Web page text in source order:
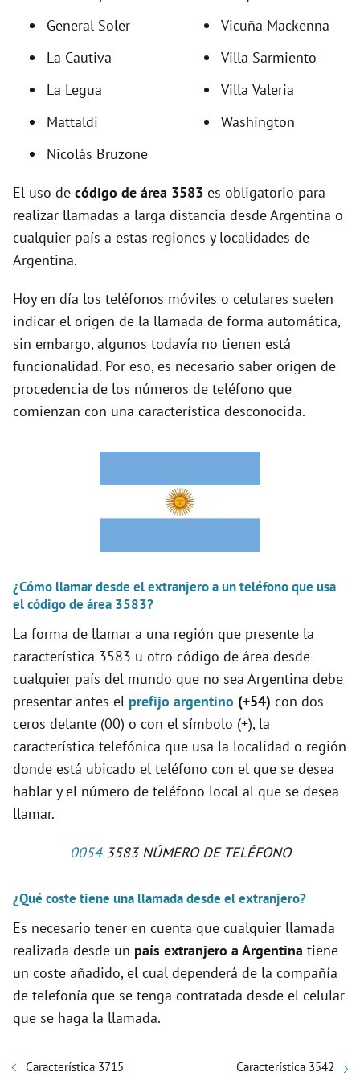
General Soler
La Cautiva
La Legua
Mattaldi
Nicolás Bruzone
Vicuña Mackenna
Villa Sarmiento
Villa Valeria
Washington
El uso de código de área 3583 es obligatorio para
realizar llamadas a larga distancia desde Argentina o
cualquier país a estas regiones y localidades de
Argentina.
Hoy en día los teléfonos móviles o celulares suelen
indicar el origen de la llamada de forma automática,
sin embargo, algunos todavía no tienen está
funcionalidad. Por eso, es necesario saber origen de
procedencia de los números de teléfono que
comienzan con una característica desconocida.
¿Cómo llamar desde el extranjero a un teléfono que usa
el código de área 3583?
La forma de llamar a una región que presente la
característica 3583 u otro código de área desde
cualquier país del mundo que no sea Argentina debe
presentar antes el prefijo argentino (+54) con dos
ceros delante (00) o con el símbolo (+), la
característica telefónica que usa la localidad o región
donde está ubicado el teléfono con el que se desea
hablar y el número de teléfono local al que se desea
llamar.
00543583 NÚMERO DE TELÉFONO
¿Qué coste tiene una llamada desde el extranjero?
Es necesario tener en cuenta que cualquier llamada
realizada desde un país extranjero a Argentina tiene
un coste añadido, el cual dependerá de la compañía
de telefonía que se tenga contratada desde el celular
que se haga la llamada.
Característica 3715 Característica 3542